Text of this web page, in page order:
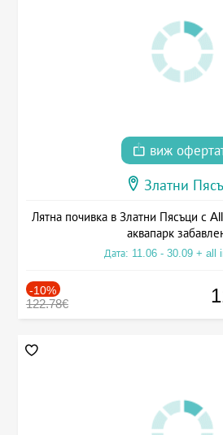
виж
Златни
Лятна почивка в Златни Пясъци с
аквапарк
Дата: 11.06 - 30.09 + all
-10%
122.78€